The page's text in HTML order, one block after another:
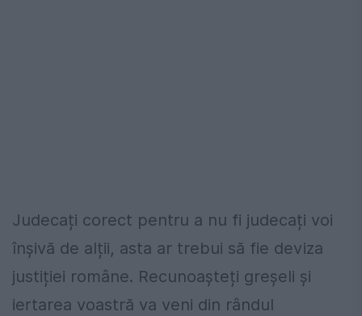
Judecați corect pentru a nu fi judecați voi
înșivă de alții, asta ar trebui să fie deviza
justiției române. Recunoașteți greșeli și
iertarea voastră va veni din rândul